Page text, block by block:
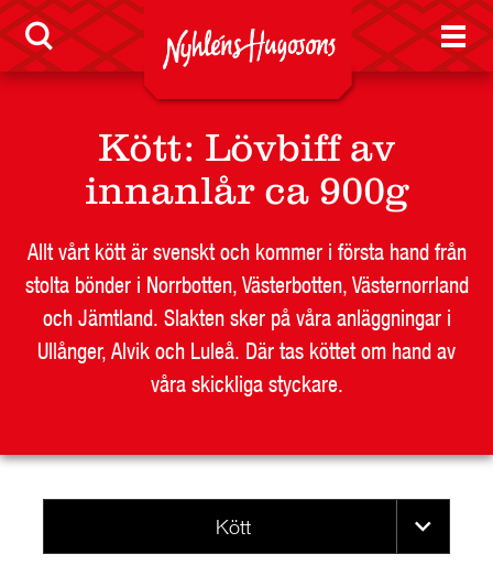
Nyheter
LEVERANTÖR
RESTAURANG OCH STORHUSHÅLL
SKOLA
JOBB
PRESS
Kött: Lövbiff av
innanlår ca 900g
Allt vårt kött är svenskt och kommer i första hand från
stolta bönder i Norrbotten, Västerbotten, Västernorrland
och Jämtland. Slakten sker på våra anläggningar i
Ullånger, Alvik och Luleå. Där tas köttet om hand av
våra skickliga styckare.
Kött